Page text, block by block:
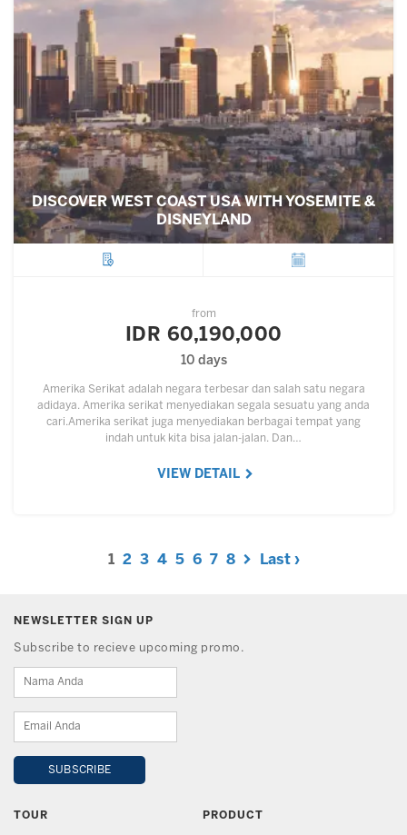
DISCOVER WEST COAST USA WITH YOSEMITE &
DISNEYLAND
from
IDR 60,190,000
10 days
Amerika Serikat adalah negara terbesar dan salah satu negara
adidaya. Amerika serikat menyediakan segala sesuatu yang anda
cari.Amerika serikat juga menyediakan berbagai tempat yang
indah untuk kita bisa jalan-jalan. Dan…
VIEW DETAIL
1 2 3 4 5 6 7 8 Last ›
NEWSLETTER SIGN UP
Subscribe to recieve upcoming promo.
TOUR PRODUCT